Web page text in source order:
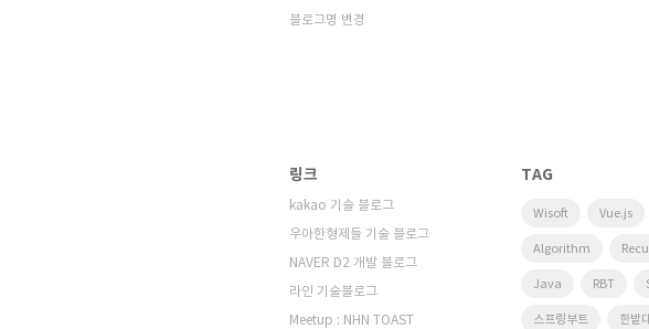
블로그명 변경
링크
kakao 기술 블로그
우아한형제들 기술 블로그
NAVER D2 개발 블로그
라인 기술블로그
Meetup : NHN TOAST
TAG
Wisoft Vue.js
Algorithm
Java RBT
스프링부트 한밭